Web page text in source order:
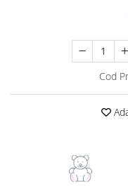
Joaca de Vara & Apa
Piscina & Joaca cu Apa
Jucarii pentru Plaja
Toate Jucariile pentru
Jucarii Educative &
Cod